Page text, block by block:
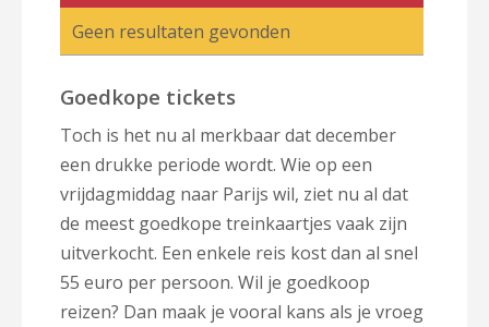
Geen resultaten gevonden
Goedkope tickets
Toch is het nu al merkbaar dat december
een drukke periode wordt. Wie op een
vrijdagmiddag naar Parijs wil, ziet nu al dat
de meest goedkope treinkaartjes vaak zijn
uitverkocht. Een enkele reis kost dan al snel
55 euro per persoon. Wil je goedkoop
reizen? Dan maak je vooral kans als je vroeg